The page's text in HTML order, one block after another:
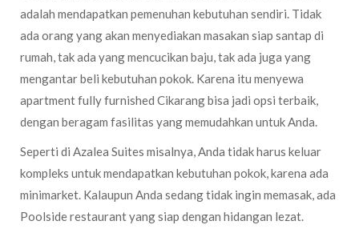
adalah mendapatkan pemenuhan kebutuhan sendiri. Tidak
ada orang yang akan menyediakan masakan siap santap di
rumah, tak ada yang mencucikan baju, tak ada juga yang
mengantar beli kebutuhan pokok. Karena itu menyewa
apartment fully furnished Cikarang bisa jadi opsi terbaik,
dengan beragam fasilitas yang memudahkan untuk Anda.
Seperti di Azalea Suites misalnya, Anda tidak harus keluar
kompleks untuk mendapatkan kebutuhan pokok, karena ada
minimarket. Kalaupun Anda sedang tidak ingin memasak, ada
Poolside restaurant yang siap dengan hidangan lezat.